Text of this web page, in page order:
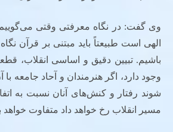
وی گفت: در نگاه معرفتی وقتی می‌گوییم
الهی است طبیعتاً باید مبتنی بر قرآن
باشیم. تبیین دقیق و اساسی انقلاب،
وجود دارد، اگر هنرمندان و آحاد جامعه
شوند رفتار و کنش‌های آنان نسبت به
مسیر انقلاب رخ خواهد داد متفاوت خواهد